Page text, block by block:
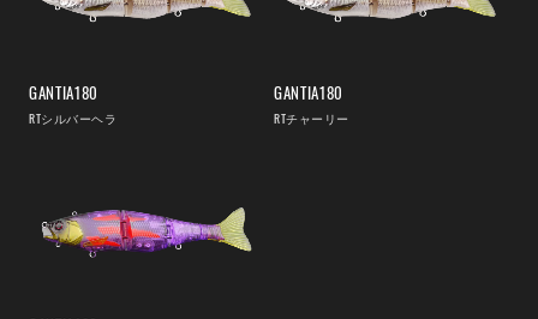
GANTIA180
RTシルバーヘラ
GANTIA180
RTチャーリー